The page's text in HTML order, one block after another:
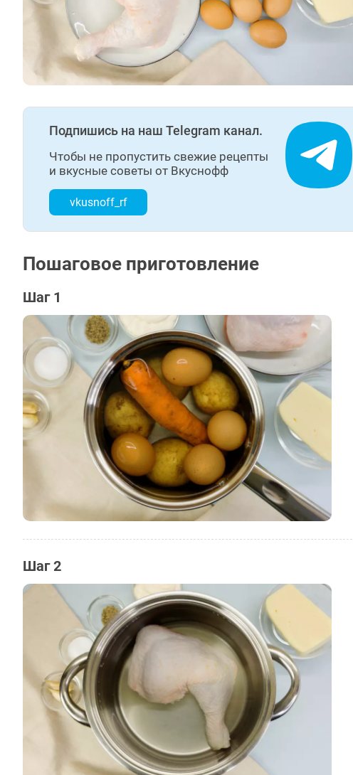
Подпишись на наш Telegram канал.
Чтобы не пропустить свежие рецепты
и вкусные советы от Вкуснофф
vkusnoff_rf
Пошаговое приготовление
Шаг 1
Шаг 2